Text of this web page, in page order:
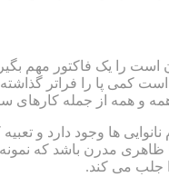
را یک فاکتور مهم
کمی پا را فراتر
و همه از جمله کارهای
نانوایی ها وجود
ظاهری مدرن باشد که
جلب می کند.